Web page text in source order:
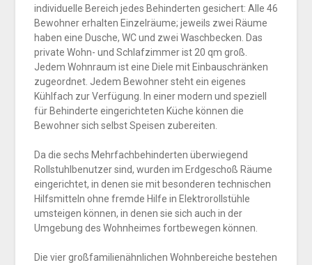
individuelle Bereich jedes Behinderten gesichert: Alle 46
Bewohner erhalten Einzelräume; jeweils zwei Räume
haben eine Dusche, WC und zwei Waschbecken. Das
private Wohn- und Schlafzimmer ist 20 qm groß.
Jedem Wohnraum ist eine Diele mit Einbauschränken
zugeordnet. Jedem Bewohner steht ein eigenes
Kühlfach zur Verfügung. In einer modern und speziell
für Behinderte eingerichteten Küche können die
Bewohner sich selbst Speisen zubereiten.
Da die sechs Mehrfachbehinderten überwiegend
Rollstuhlbenutzer sind, wurden im Erdgeschoß Räume
eingerichtet, in denen sie mit besonderen technischen
Hilfsmitteln ohne fremde Hilfe in Elektrorollstühle
umsteigen können, in denen sie sich auch in der
Umgebung des Wohnheimes fortbewegen können.
Die vier großfamilienähnlichen Wohnbereiche bestehen